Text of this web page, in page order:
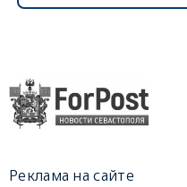
Реклама на сайте